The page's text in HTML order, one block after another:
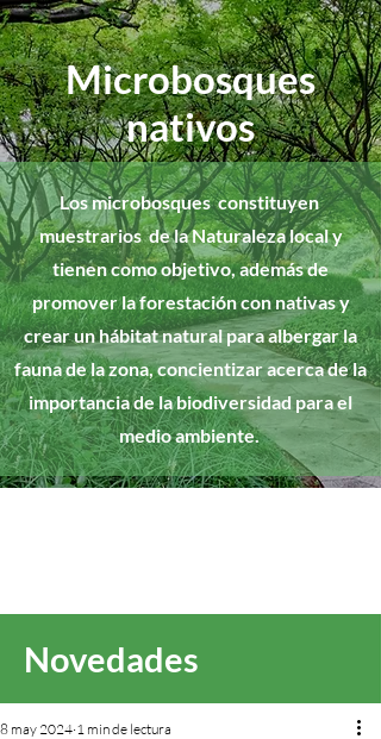
Microbosques
nativos
Los microbosques constituyen
muestrarios de la Naturaleza local y
tienen como objetivo, además de
promover la forestación con nativas y
crear un hábitat natural para albergar la
fauna de la zona, concientizar acerca de la
importancia de la biodiversidad para el
medio ambiente.
Novedades
8 may 2024 1 min de lectura